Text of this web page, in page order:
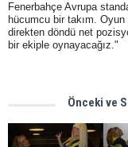
Fenerbahçe Avrupa
hücumcu bir takım.
direkten döndü net
bir ekiple oynayacağız."
Önceki ve